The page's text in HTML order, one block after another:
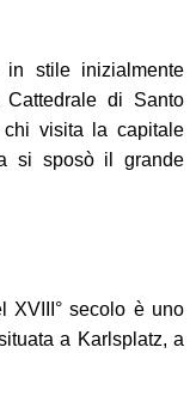
stile inizialmente
di Santo
visita la capitale
si sposò il grande
XVIII° secolo è uno
a Karlsplatz, a